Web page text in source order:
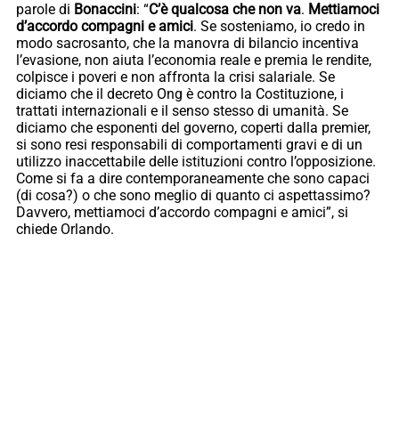
parole di Bonaccini: “C’è qualcosa che non va. Mettiamoci
d’accordo compagni e amici. Se sosteniamo, io credo in
modo sacrosanto, che la manovra di bilancio incentiva
l’evasione, non aiuta l’economia reale e premia le rendite,
colpisce i poveri e non affronta la crisi salariale. Se
diciamo che il decreto Ong è contro la Costituzione, i
trattati internazionali e il senso stesso di umanità. Se
diciamo che esponenti del governo, coperti dalla premier,
si sono resi responsabili di comportamenti gravi e di un
utilizzo inaccettabile delle istituzioni contro l’opposizione.
Come si fa a dire contemporaneamente che sono capaci
(di cosa?) o che sono meglio di quanto ci aspettassimo?
Davvero, mettiamoci d’accordo compagni e amici”, si
chiede Orlando.